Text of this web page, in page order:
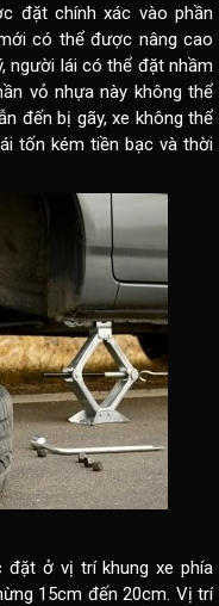
đặt chính xác vào phần
có thể được nâng cao
người lái có thể đặt nhầm
vỏ nhựa này không thể
đến bị gãy, xe không thể
tốn kém tiền bạc và thời
ở vị trí khung xe phía
15cm đến 20cm. Vị trí